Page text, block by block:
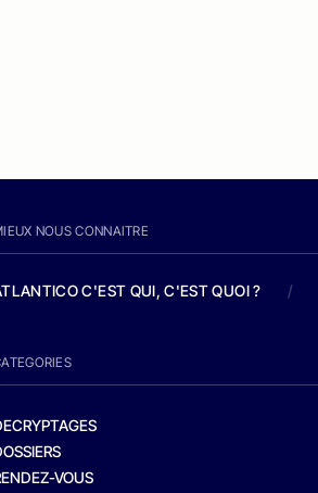
NOUS CONNAITRE
C'EST QUI, C'EST QUOI ? /
VOUS